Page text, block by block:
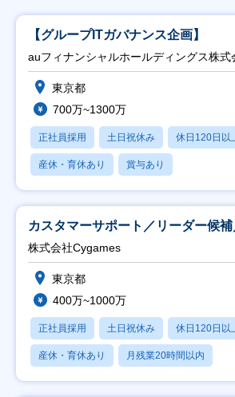
【グループITガバナンス企画】
auフィナンシャルホールディングス株式
東京都
700万~1300万
正社員採用 土日祝休み 休日120日以
産休・育休あり 賞与あり
カスタマーサポート／リーダー候
株式会社Cygames
東京都
400万~1000万
正社員採用 土日祝休み 休日120日以
産休・育休あり 月残業20時間以内